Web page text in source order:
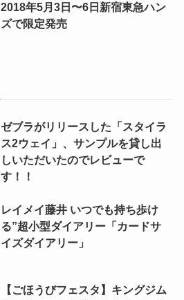
2018年5月3日〜6日新宿東急ハン
ズで限定発売
ゼブラがリリースした「スタイラ
ス2ウェイ」、サンプルを貸し出
しいただいたのでレビューで
す！！
レイメイ藤井 いつでも持ち歩け
る”超小型ダイアリー「カードサ
イズダイアリー」
【ごほうびフェスタ】キングジム